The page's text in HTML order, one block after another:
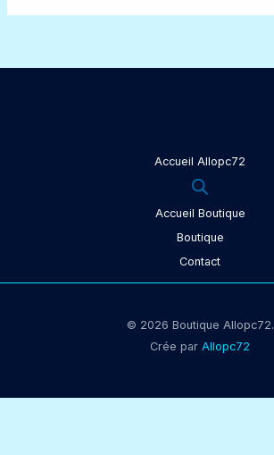
Accueil Allopc72
Accueil Boutique
Boutique
Contact
© 2026 Boutique Allopc72.
Crée par Allopc72